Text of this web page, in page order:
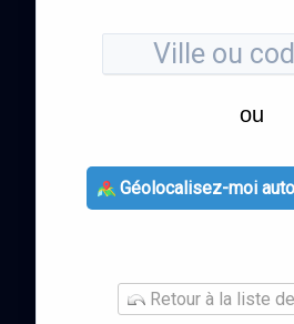
ou
Géolocalisez-moi
Retour à la liste